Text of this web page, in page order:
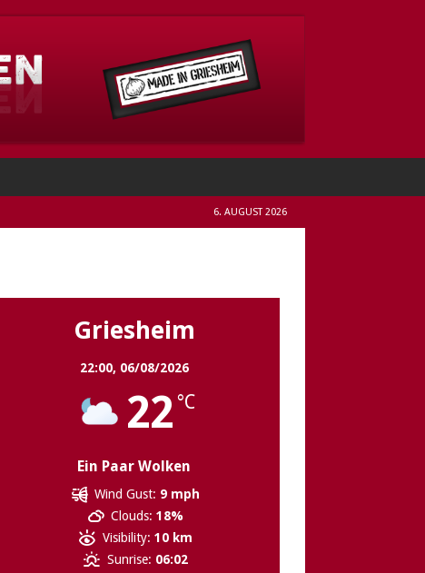
6. AUGUST 2026
Griesheim
22:00, 06/08/2026
22 °C
Ein Paar Wolken
Wind Gust: 9 mph
Clouds: 18%
Visibility: 10 km
Sunrise: 06:02